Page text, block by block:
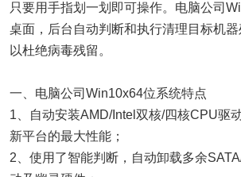
只要用手指划一划即可操作。电脑公司
桌面，后台自动判断和执行清理目标机器
以杜绝病毒残留。
一、电脑公司Win10x64位系统特点
1、自动安装AMD/Intel双核/四核CPU驱
新平台的最大性能；
2、使用了智能判断，自动卸载多余